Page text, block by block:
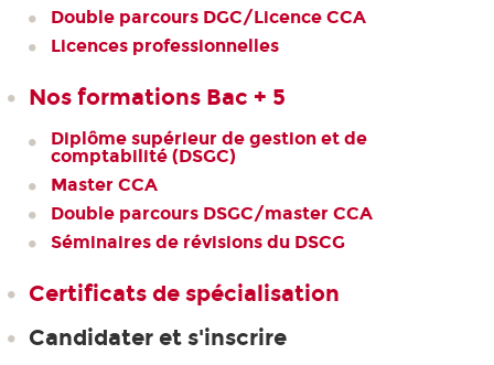
Double parcours DGC/Licence CCA
Licences professionnelles
Nos formations Bac + 5
Diplôme supérieur de gestion et de
comptabilité (DSGC)
Master CCA
Double parcours DSGC/master CCA
Séminaires de révisions du DSCG
Certificats de spécialisation
Candidater et s'inscrire